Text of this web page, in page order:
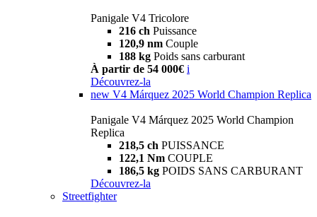
Panigale V4 Tricolore
216 ch Puissance
120,9 nm Couple
188 kg Poids sans carburant
À partir de 54 000€ i
Découvrez-la
new V4 Márquez 2025 World Champion Replica
Panigale V4 Márquez 2025 World Champion
Replica
218,5 ch PUISSANCE
122,1 Nm COUPLE
186,5 kg POIDS SANS CARBURANT
Découvrez-la
Streetfighter